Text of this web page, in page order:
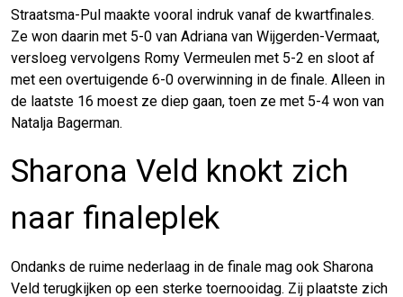
Straatsma-Pul maakte vooral indruk vanaf de kwartfinales.
Ze won daarin met 5-0 van Adriana van Wijgerden-Vermaat,
versloeg vervolgens Romy Vermeulen met 5-2 en sloot af
met een overtuigende 6-0 overwinning in de finale. Alleen in
de laatste 16 moest ze diep gaan, toen ze met 5-4 won van
Natalja Bagerman.
Sharona Veld knokt zich
naar finaleplek
Ondanks de ruime nederlaag in de finale mag ook Sharona
Veld terugkijken op een sterke toernooidag. Zij plaatste zich